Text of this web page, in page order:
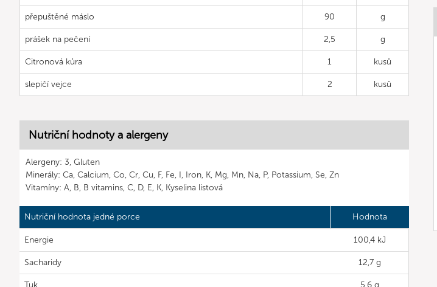
přepuštěné máslo 90 g
prášek na pečení 2,5 g
Citronová kůra 1 kusů
slepičí vejce 2 kusů
Nutriční hodnoty a alergeny
Alergeny: 3, Gluten
Minerály: Ca, Calcium, Co, Cr, Cu, F, Fe, I, Iron, K, Mg, Mn, Na, P, Potassium, Se, Zn
Vitamíny: A, B, B vitamins, C, D, E, K, Kyselina listová
Nutriční hodnota jedné porce Hodnota
Energie 100,4 kJ
Sacharidy 12,7 g
Tuk 5,6 g